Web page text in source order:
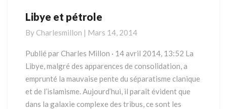
Libye
pétrole
Libye et pétrole
By Charlesmillon | Mars 14, 2014
Publié par Charles Millon · 14 avril 2014, 13:52 La
Libye, malgré des apparences de consolidation, a
emprunté la mauvaise pente du séparatisme clanique
et de l’islamisme. Aujourd’hui, il paraît évident que
dans la galaxie complexe des tribus, ce sont les